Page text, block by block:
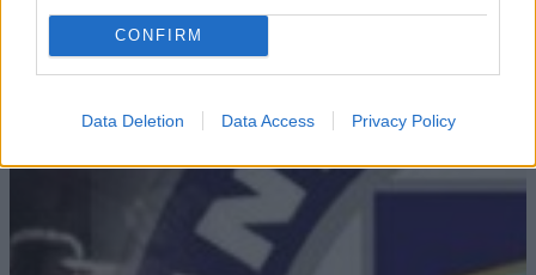
CONFIRM
Data Deletion Data Access Privacy Policy